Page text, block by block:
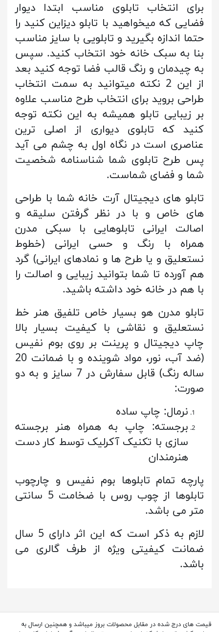
برای انتخاب تابلوی مناسب ابتدا دیوار
فضایی که میخواهید با تابلو دیزاین کنید را
حتما اندازه بگیرید و تابلویی با سایز مناسب
بنا به سبک خانه خود انتخاب کنید. سپس
به چیدمان و رنگ قالب فضا توجه کنید بعد
از این 2 نکته میتوانید به سمت انتخاب
طراحی بروید برای انتخاب طرح مناسب علاوه
بر زیبایی تابلو همیشه به این نکته توجه
کنید که تابلوی دیواری از اصلی ترین
عناصری است در نگاه اول به چشم می آید
پس طرح تابلوی شما شناسنامه شخصیت
شما و فضای شماست.
تابلو های دیجیتال آرت خانه شما با طراحی
های خاص و با در نظر گرفتن سلیقه و
اصالت ایرانی تابلوهایی با سبکی مدرن
همراه با رنگ و حسی ایرانی (خطوط
نستعلیق و یا طرح ها و نمادهای ایرانی) گرد
هم آورده تا شما بتوانید زیبایی و اصالت را
با هم در خانه خود داشته باشید.
تابلو مدرن هو بسیار خاص تلفیق هنر خط
نستعلیق و نقاشی با کیفیت بسیار بالا
چاپ دیجیتال و پرینت بر روی بوم نفیس
(ضد آب، نور، مواد شوینده و با ضمانت 20
ساله رنگ) قابل سفارش در 7 سایز و به دو
صورت:
نرمال: چاپ ساده
برجسته: چاپ به همراه هنر برجسته
سازی با تکنیک آکرلیک توسط کار دست
هنرمندان
پارچه تمام تابلوها بوم نفیس و چارچوب
تابلوها از چوب روس با ضخامت 5 سانتی
متر می باشد.
لازم به ذکر است که این اثر دارای 5 سال
ضمانت کیفیتی ویژه از طرف گالری می
باشد.
قیمت های درج شده در مقابل محصولات بروز میباشد و همچنین ارسال به